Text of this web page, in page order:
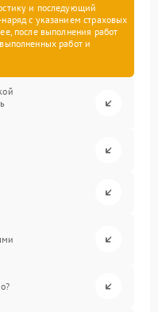
и последующий
с указанием страховых
после выполнения работ
работ и